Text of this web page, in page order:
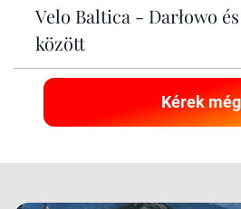
Velo Baltica - Darłowo
között
Kérek